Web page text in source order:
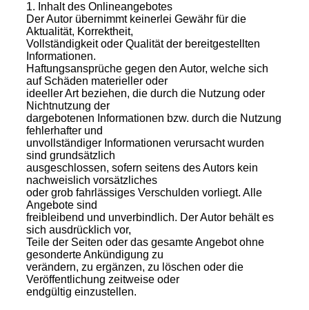
1. Inhalt des Onlineangebotes
Der Autor übernimmt keinerlei Gewähr für die
Aktualität, Korrektheit,
Vollständigkeit oder Qualität der bereitgestellten
Informationen.
Haftungsansprüche gegen den Autor, welche sich
auf Schäden materieller oder
ideeller Art beziehen, die durch die Nutzung oder
Nichtnutzung der
dargebotenen Informationen bzw. durch die Nutzung
fehlerhafter und
unvollständiger Informationen verursacht wurden
sind grundsätzlich
ausgeschlossen, sofern seitens des Autors kein
nachweislich vorsätzliches
oder grob fahrlässiges Verschulden vorliegt. Alle
Angebote sind
freibleibend und unverbindlich. Der Autor behält es
sich ausdrücklich vor,
Teile der Seiten oder das gesamte Angebot ohne
gesonderte Ankündigung zu
verändern, zu ergänzen, zu löschen oder die
Veröffentlichung zeitweise oder
endgültig einzustellen.